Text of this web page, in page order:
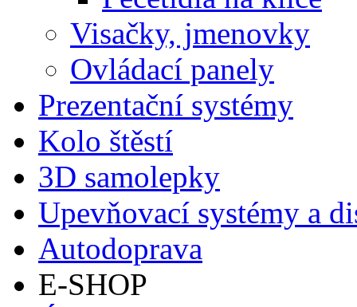
Visačky, jmenovky
Ovládací panely
Prezentační systémy
Kolo štěstí
3D samolepky
Upevňovací systémy a
Autodoprava
E-SHOP